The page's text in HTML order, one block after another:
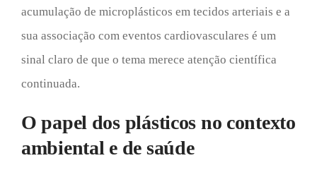
acumulação de microplásticos em tecidos arteriais e a
sua associação com eventos cardiovasculares é um
sinal claro de que o tema merece atenção científica
continuada.
O papel dos plásticos no contexto
ambiental e de saúde